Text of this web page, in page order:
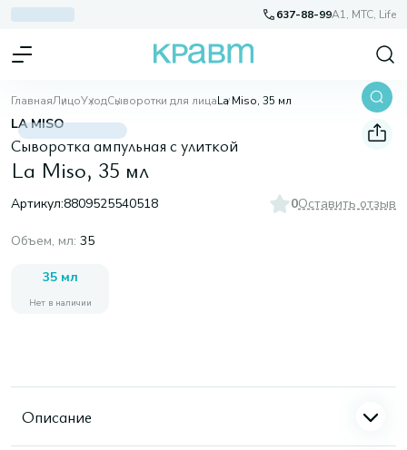
637-88-99A1, МТС, Life
ГлавнаяЛицоУходСыворотки для лицаLa Miso, 35 мл
LA MISO
Сыворотка ампульная с улиткой
La Miso, 35 мл
Артикул:8809525540518 0Оставить отзыв
Объем, мл: 35
35 мл
Нет в наличии
Описание